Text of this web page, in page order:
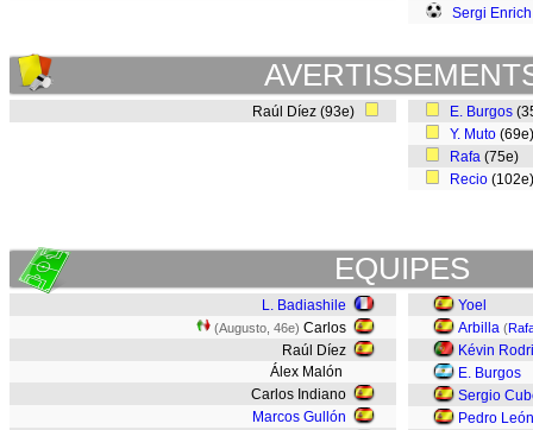
Sergi Enrich
Raúl Díez (93e) E. Burgos
Y. Muto
Rafa (75e)
Recio
EQUIPES
L. Badiashile
(Augusto, 46e) Carlos
Raúl Díez
Álex Malón
Carlos Indiano
Marcos Gullón
Yoel
Arbilla (
Kévin
E. Burgos
Sergio
Pedro León